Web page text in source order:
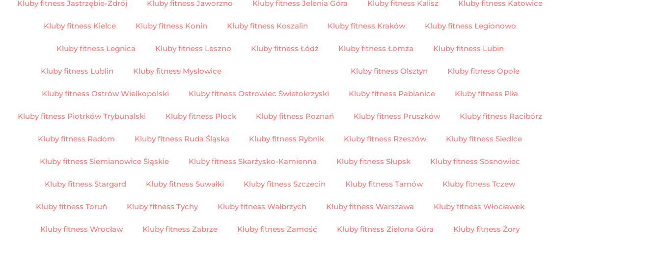
Kluby fitness Jastrzębie-Zdrój Kluby fitness Jaworzno Kluby fitness Jelenia Góra Kluby fitness Kalisz Kluby fitness Katowice
Kluby fitness Kielce Kluby fitness Konin Kluby fitness Koszalin Kluby fitness Kraków Kluby fitness Legionowo
Kluby fitness Legnica Kluby fitness Leszno Kluby fitness Łódź Kluby fitness Łomża Kluby fitness Lubin
Kluby fitness Lublin Kluby fitness Mysłowice Kluby fitness Olsztyn Kluby fitness Opole
Kluby fitness Ostrów Wielkopolski Kluby fitness Ostrowiec Świetokrzyski Kluby fitness Pabianice Kluby fitness Piła
Kluby fitness Piotrków Trybunalski Kluby fitness Płock Kluby fitness Poznań Kluby fitness Pruszków Kluby fitness Racibórz
Kluby fitness Radom Kluby fitness Ruda Śląska Kluby fitness Rybnik Kluby fitness Rzeszów Kluby fitness Siedlce
Kluby fitness Siemianowice Śląskie Kluby fitness Skarżysko-Kamienna Kluby fitness Słupsk Kluby fitness Sosnowiec
Kluby fitness Stargard Kluby fitness Suwałki Kluby fitness Szczecin Kluby fitness Tarnów Kluby fitness Tczew
Kluby fitness Toruń Kluby fitness Tychy Kluby fitness Wałbrzych Kluby fitness Warszawa Kluby fitness Włocławek
Kluby fitness Wrocław Kluby fitness Zabrze Kluby fitness Zamość Kluby fitness Zielona Góra Kluby fitness Żory